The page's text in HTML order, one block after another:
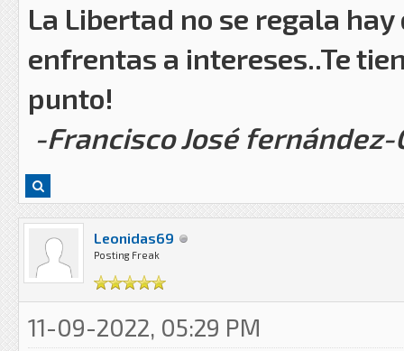
La Libertad no se regala
enfrentas a intereses..Te
punto!
-Francisco José
Leonidas69
Posting Freak
11-09-2022, 05:29 PM